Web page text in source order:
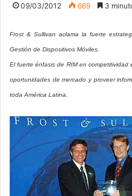
09/03/2012 669 3
Frost & Sullivan aclama la fuerte
Gestión de Dispositivos Móviles.
El fuerte énfasis de RIM en competitividad
oportunidades de mercado y proveer
toda América Latina.